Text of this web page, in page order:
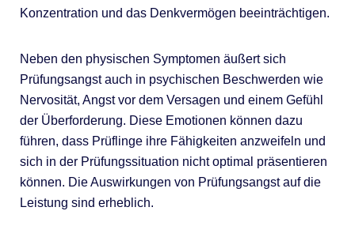
Konzentration und das Denkvermögen beeinträchtigen.
Neben den physischen Symptomen äußert sich
Prüfungsangst auch in psychischen Beschwerden wie
Nervosität, Angst vor dem Versagen und einem Gefühl
der Überforderung. Diese Emotionen können dazu
führen, dass Prüflinge ihre Fähigkeiten anzweifeln und
sich in der Prüfungssituation nicht optimal präsentieren
können. Die Auswirkungen von Prüfungsangst auf die
Leistung sind erheblich.